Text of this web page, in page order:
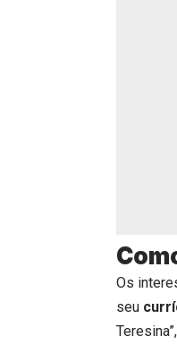
Os
seu
Teresina”,